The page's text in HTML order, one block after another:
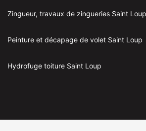
Zingueur, travaux de zingueries Saint
Peinture et décapage de volet Saint Loup
Hydrofuge toiture Saint Loup